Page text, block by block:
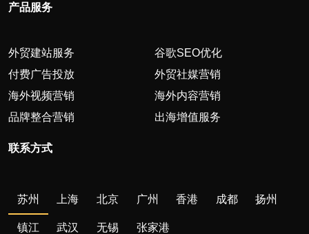
产品服务
外贸建站服务
谷歌SEO优化
付费广告投放
外贸社媒营销
海外视频营销
海外内容营销
品牌整合营销
出海增值服务
联系方式
苏州 上海 北京 广州 香港 成都 扬州
镇江 武汉 无锡 张家港